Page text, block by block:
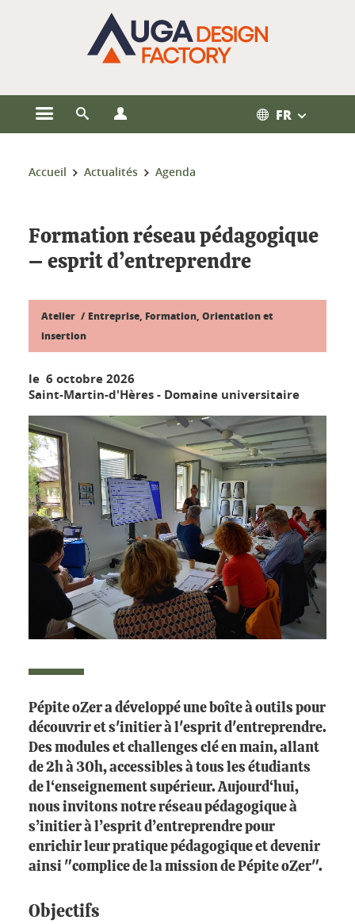
Ouvrir le menu principal
Ouvrir le moteur de recherche FR
Vous êtes ici :
Accueil Actualités Agenda
Formation réseau pédagogique
– esprit d’entreprendre
Atelier
Entreprise, Formation, Orientation et
insertion
le 6 octobre 2026
Saint-Martin-d'Hères - Domaine universitaire
Pépite oZer a développé une boîte à outils pour
découvrir et s'initier à l'esprit d'entreprendre.
Des modules et challenges clé en main, allant
de 2h à 30h, accessibles à tous les étudiants
de l‘enseignement supérieur. Aujourd‘hui,
nous invitons notre réseau pédagogique à
s’initier à l’esprit d’entreprendre pour
enrichir leur pratique pédagogique et devenir
ainsi "complice de la mission de Pépite oZer".
Objectifs